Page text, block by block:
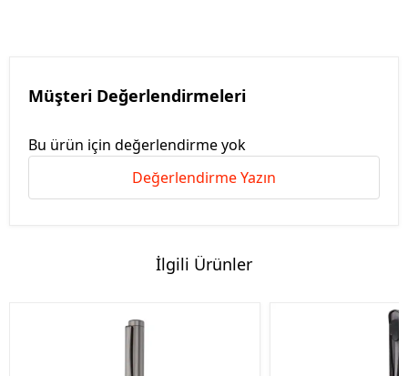
Müşteri Değerlendirmeleri
Bu ürün için değerlendirme yok
Değerlendirme Yazın
İlgili Ürünler